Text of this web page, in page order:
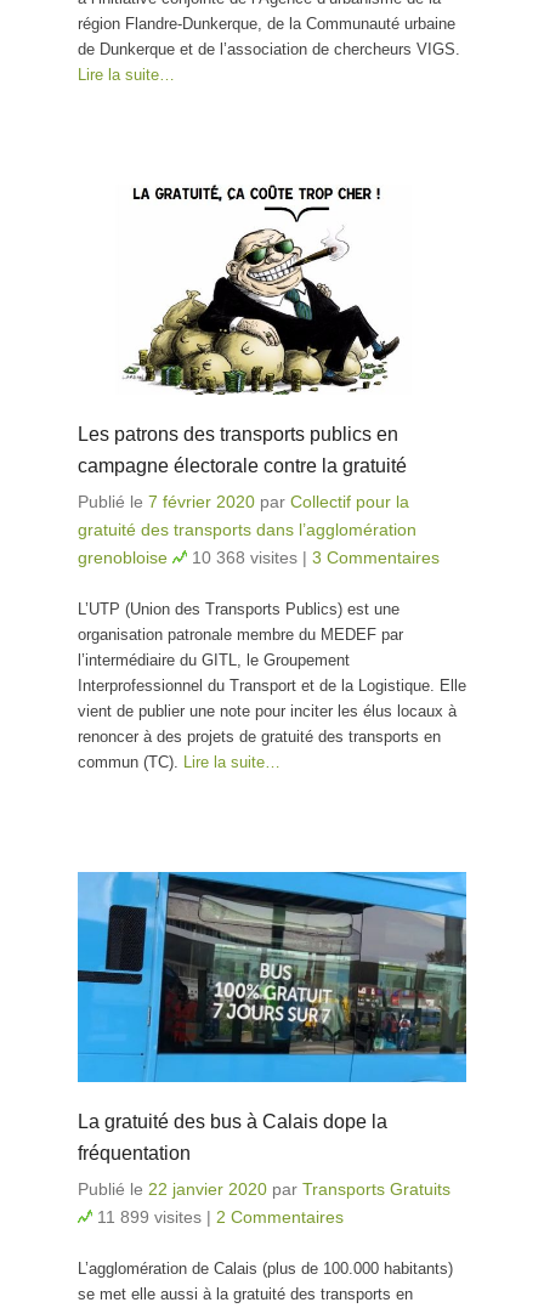
région Flandre-Dunkerque, de la Communauté urbaine
de Dunkerque et de l’association de chercheurs VIGS.
Lire la suite…
Les patrons des transports publics en
campagne électorale contre la gratuité
Publié le 7 février 2020 par Collectif pour la
gratuité des transports dans l’agglomération
grenobloise
10 368 visites | 3 Commentaires
L’UTP (Union des Transports Publics) est une
organisation patronale membre du MEDEF par
l’intermédiaire du GITL, le Groupement
Interprofessionnel du Transport et de la Logistique. Elle
vient de publier une note pour inciter les élus locaux à
renoncer à des projets de gratuité des transports en
commun (TC). Lire la suite…
La gratuité des bus à Calais dope la
fréquentation
Publié le 22 janvier 2020 par Transports Gratuits
11 899 visites | 2 Commentaires
L’agglomération de Calais (plus de 100.000 habitants)
se met elle aussi à la gratuité des transports en